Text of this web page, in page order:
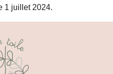
1 juillet 2024.